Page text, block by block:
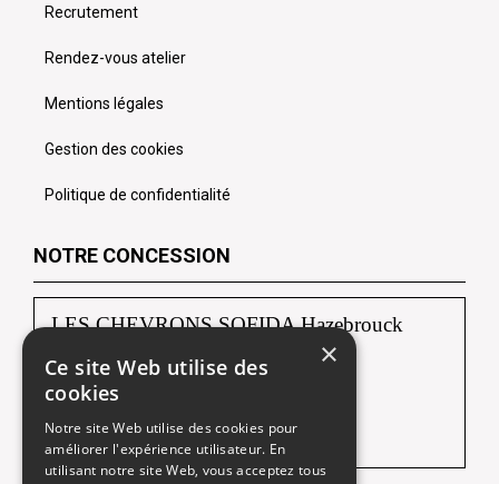
Recrutement
Rendez-vous atelier
Mentions légales
Gestion des cookies
Politique de confidentialité
NOTRE CONCESSION
LES CHEVRONS SOFIDA Hazebrouck
88, route de Borre
59190 HAZEBROUCK
Tél : 03 28 42 92 92
×
Ce site Web utilise des
cookies
Notre site Web utilise des cookies pour
améliorer l'expérience utilisateur. En
utilisant notre site Web, vous acceptez tous